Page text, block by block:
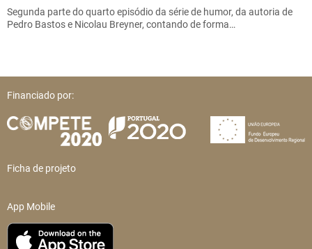
Segunda parte do quarto episódio da série de humor, da autoria de
Pedro Bastos e Nicolau Breyner, contando de forma…
Financiado por:
Ficha de projeto
App Mobile